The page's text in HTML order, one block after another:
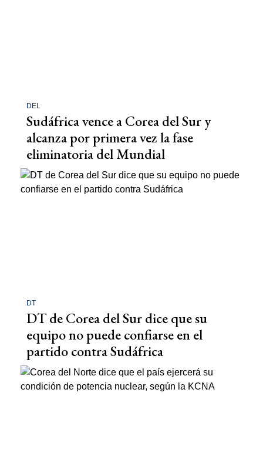
DEL
Sudáfrica vence a Corea del Sur y
alcanza por primera vez la fase
eliminatoria del Mundial
DT
DT de Corea del Sur dice que su
equipo no puede confiarse en el
partido contra Sudáfrica